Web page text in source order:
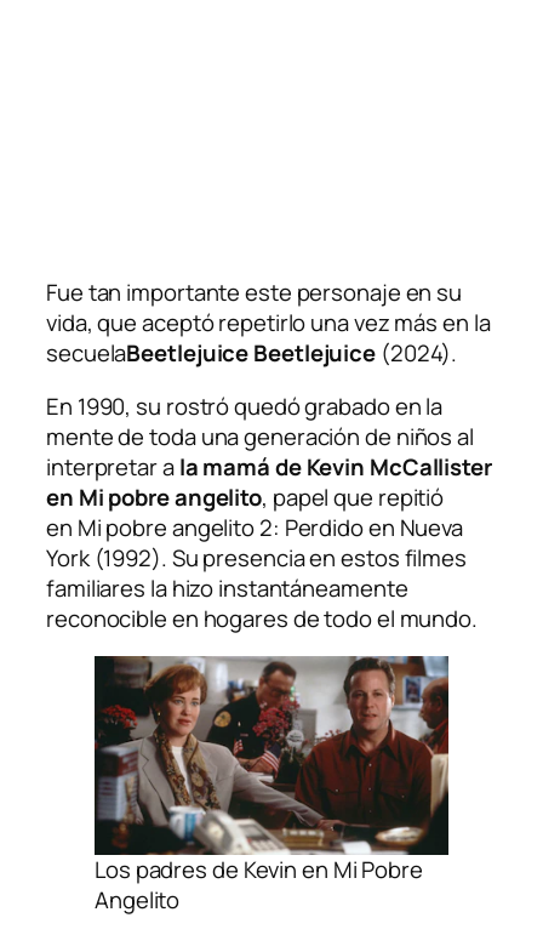
Fue tan importante este personaje en su
vida, que aceptó repetirlo una vez más en la
secuelaBeetlejuice Beetlejuice (2024).
En 1990, su rostró quedó grabado en la
mente de toda una generación de niños al
interpretar ala mamá de Kevin McCallister
en Mi pobre angelito, papel que repitió
en Mi pobre angelito 2: Perdido en Nueva
York(1992). Su presencia en estos filmes
familiares la hizo instantáneamente
reconocible en hogares de todo el mundo.
Los padres de Kevin en Mi Pobre
Angelito